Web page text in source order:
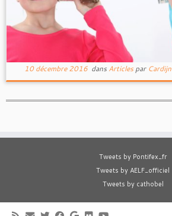
10 décembre 2016dans Articles par Cardijn
Tweets by Pontifex_fr
Tweets by AELF_officiel
Tweets by cathobel